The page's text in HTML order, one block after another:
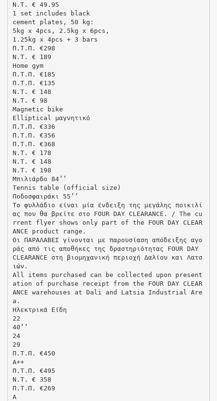
N.T. € 49.95
1 set includes black
cement plates, 50 kg:
5kg x 4pcs, 2.5kg x 6pcs,
1.25kg x 4pcs + 3 bars
Π.Τ.Π. €298
N.T. € 189
Home gym
Π.Τ.Π. €185
Π.Τ.Π. €135
N.T. € 148
N.T. € 98
Μagnetic bike
Elliptical μαγνητικό
Π.Τ.Π. €336
Π.Τ.Π. €356
Π.Τ.Π. €368
N.T. € 178
N.T. € 148
N.T. € 198
Mπιλιάρδο 84’’
Tennis table (official size)
Ποδοσφαιράκι 55’’
Το φυλλάδιο είναι μία ένδειξη της μεγάλης ποικιλί
ας που θα βρείτε στο FOUR DAY CLEARANCE. / The cu
rrent flyer shows only part of the FOUR DAY CLEAR
ANCE product range.
Οι ΠΑΡΑΛΑΒΕΣ γίνονται με παρουσίαση απόδειξης αγο
ράς από τις αποθήκες της δραστηριότητας FOUR DAY
CLEARANCE στη βιομηχανική περιοχή Δαλίου και Λατσ
ιών.
All items purchased can be collected upon present
ation of purchase receipt from the FOUR DAY CLEAR
ANCE warehouses at Dali and Latsia Industrial Are
a.
Ηλεκτρικά Είδη
22
40’’
24
29
Π.Τ.Π. €450
A++
Π.Τ.Π. €495
N.T. € 358
Π.Τ.Π. €269
A